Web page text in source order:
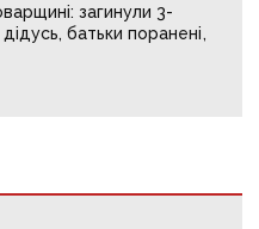
загинули 3-
батьки поранені,